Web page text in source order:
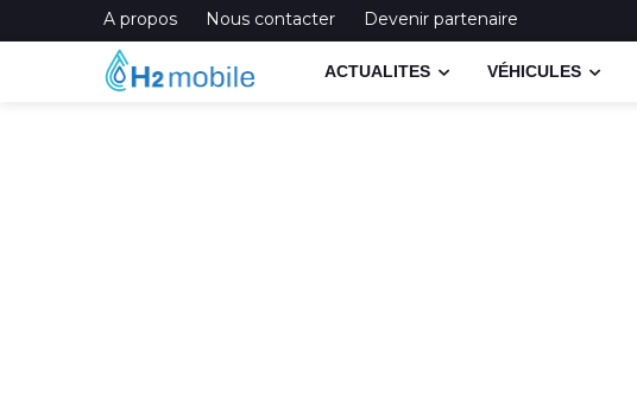
A propos Nous contacter Devenir partenaire
ACTUALITES VÉHICULES